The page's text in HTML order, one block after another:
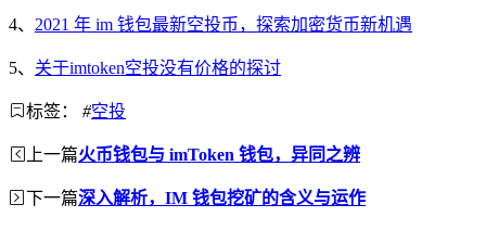
4、 2021 年 im 钱包最新空投币，探索加密货币新机遇
5、 关于imtoken空投没有价格的探讨
标签： #空投
上一篇火币钱包与 imToken 钱包，异同之辨
下一篇深入解析，IM 钱包挖矿的含义与运作